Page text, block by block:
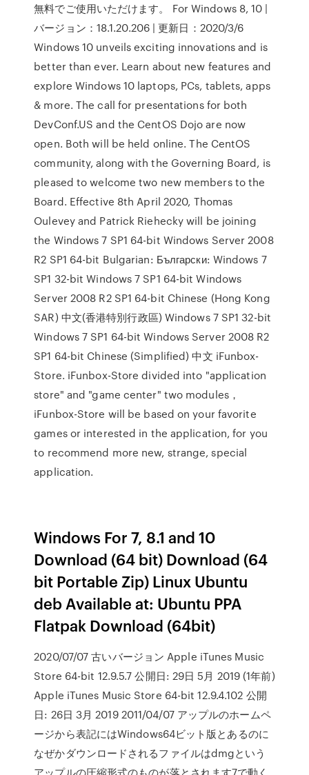
無料でご使用いただけます。 For Windows 8, 10 |
バージョン：18.1.20.206 | 更新日：2020/3/6
Windows 10 unveils exciting innovations and is
better than ever. Learn about new features and
explore Windows 10 laptops, PCs, tablets, apps
& more. The call for presentations for both
DevConf.US and the CentOS Dojo are now
open. Both will be held online. The CentOS
community, along with the Governing Board, is
pleased to welcome two new members to the
Board. Effective 8th April 2020, Thomas
Oulevey and Patrick Riehecky will be joining
the Windows 7 SP1 64-bit Windows Server 2008
R2 SP1 64-bit Bulgarian: Български: Windows 7
SP1 32-bit Windows 7 SP1 64-bit Windows
Server 2008 R2 SP1 64-bit Chinese (Hong Kong
SAR) 中文(香港特別行政區) Windows 7 SP1 32-bit
Windows 7 SP1 64-bit Windows Server 2008 R2
SP1 64-bit Chinese (Simplified) 中文 iFunbox-
Store. iFunbox-Store divided into "application
store" and "game center" two modules，
iFunbox-Store will be based on your favorite
games or interested in the application, for you
to recommend more new, strange, special
application.
Windows For 7, 8.1 and 10
Download (64 bit) Download (64
bit Portable Zip) Linux Ubuntu
deb Available at: Ubuntu PPA
Flatpak Download (64bit)
2020/07/07 古いバージョン Apple iTunes Music
Store 64-bit 12.9.5.7 公開日: 29日 5月 2019 (1年前)
Apple iTunes Music Store 64-bit 12.9.4.102 公開
日: 26日 3月 2019 2011/04/07 アップルのホームペ
ージから表記にはWindows64ビット版とあるのに
なぜかダウンロードされるファイルはdmgという
アップルの圧縮形式のものが落とされます7で動く